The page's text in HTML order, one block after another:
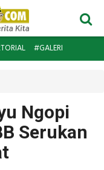
#GALERI
Ngopi
Serukan